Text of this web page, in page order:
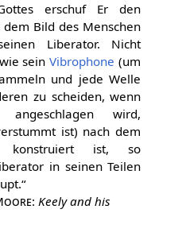
erschuf Er den
Bild des Menschen
Liberator. Nicht
seinVibrophone (um
und jede Welle
zu scheiden, wenn
angeschlagen wird,
ist) nach dem
konstruiert ist, so
in seinen Teilen
:Keely and his